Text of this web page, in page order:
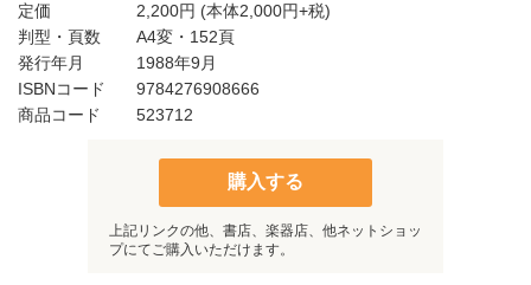
定価 2,200円 (本体2,000円+税)
判型・頁数
A4変・152頁
発行年月
1988年9月
ISBNコード
9784276908666
商品コード
523712
購入する
上記リンクの他、書店、楽器店、他ネットショッ
プにてご購入いただけます。